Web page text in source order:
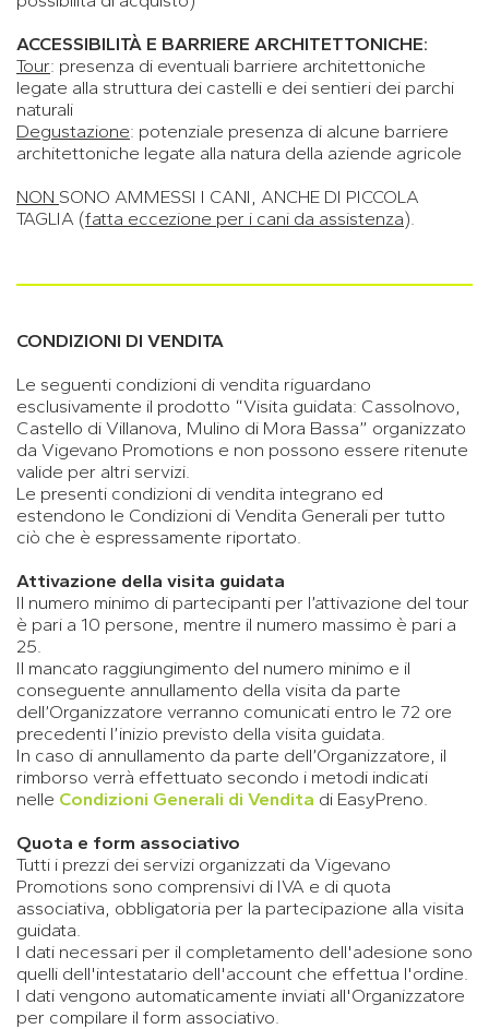
ACCESSIBILITÀ E BARRIERE ARCHITETTONICHE:
Tour: presenza di eventuali barriere architettoniche
legate alla struttura dei castelli e dei sentieri dei parchi
naturali
Degustazione: potenziale presenza di alcune barriere
architettoniche legate alla natura della aziende agricole
NON SONO AMMESSI I CANI, ANCHE DI PICCOLA
TAGLIA (fatta eccezione per i cani da assistenza).
CONDIZIONI DI VENDITA
Le seguenti condizioni di vendita riguardano
esclusivamente il prodotto “Visita guidata: Cassolnovo,
Castello di Villanova, Mulino di Mora Bassa” organizzato
da Vigevano Promotions e non possono essere ritenute
valide per altri servizi.
Le presenti condizioni di vendita integrano ed
estendono le Condizioni di Vendita Generali per tutto
ciò che è espressamente riportato.
Attivazione della visita guidata
Il numero minimo di partecipanti per l’attivazione del tour
è pari a 10 persone, mentre il numero massimo è pari a
25.
Il mancato raggiungimento del numero minimo e il
conseguente annullamento della visita da parte
dell’Organizzatore verranno comunicati entro le 72 ore
precedenti l’inizio previsto della visita guidata.
In caso di annullamento da parte dell’Organizzatore, il
rimborso verrà effettuato secondo i metodi indicati
nelle Condizioni Generali di Vendita di EasyPreno.
Quota e form associativo
Tutti i prezzi dei servizi organizzati da Vigevano
Promotions sono comprensivi di IVA e di quota
associativa, obbligatoria per la partecipazione alla visita
guidata.
I dati necessari per il completamento dell'adesione sono
quelli dell'intestatario dell'account che effettua l'ordine.
I dati vengono automaticamente inviati all'Organizzatore
per compilare il form associativo.